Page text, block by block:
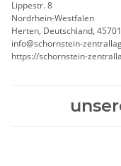
Lippestr. 8
Nordrhein-Westfalen
Herten, Deutschland, 45701
info@schornstein-
https://schornstein-